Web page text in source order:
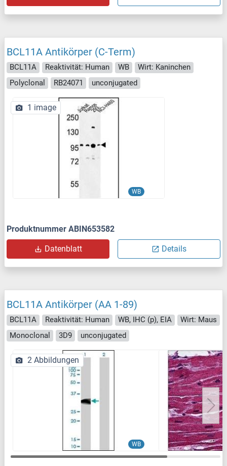
BCL11A Antikörper (C-Term)
BCL11A Reaktivität: Human WB
Wirt: Kaninchen
Polyclonal
RB24071 unconjugated
WB
1 image
Produktnummer ABIN653582
Datenblatt Details
BCL11A Antikörper (AA 1-89)
BCL11A Reaktivität: Human WB, IHC (p), EIA
Wirt: Maus
Monoclonal
3D9 unconjugated
WB
2 Abbildungen